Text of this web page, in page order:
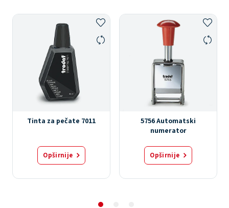
Tinta za pečate 7011
Opširnije
5756 Automatski
numerator
Opširnije